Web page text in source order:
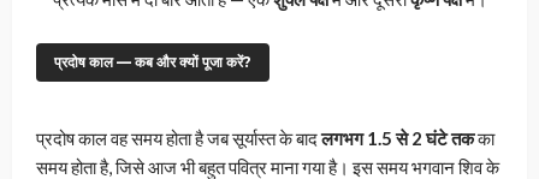
प्रदोष काल — कब और क्यों पूजा करें?
प्रदोष काल वह समय होता है जब सूर्यास्त के बादलगभग 1.5 से 2 घंटे तकका
समय होता है, जिसे आज भी बहुत पवित्र माना गया है। इस समय भगवान शिव के